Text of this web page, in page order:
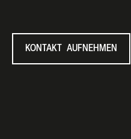
KONTAKT AUFNEHMEN